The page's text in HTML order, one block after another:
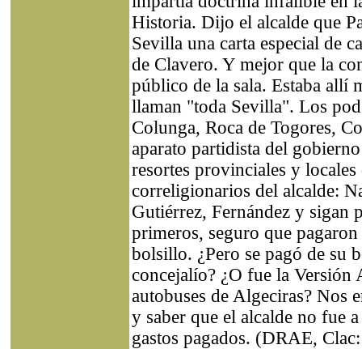
Historia. Dijo el alcalde que
Sevilla una carta especial de
de Clavero. Y mejor que la
público de la sala. Estaba allí
llaman "toda Sevilla". Los
Colunga, Roca de Togores,
aparato partidista del
resortes provinciales y
correligionarios del alcalde:
Gutiérrez, Fernández y sigan
primeros, seguro que
bolsillo. ¿Pero se pagó de su
concejalío? ¿O fue la Versión
autobuses de Algeciras? Nos
y saber que el alcalde no fue
gastos pagados. (DRAE,